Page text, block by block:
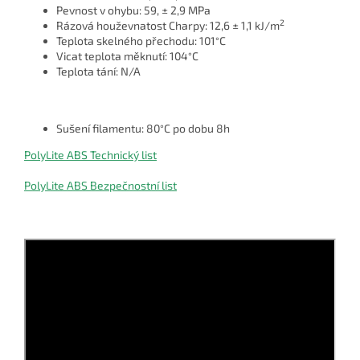
Pevnost v ohybu: 59, ± 2,9 MPa
Rázová houževnatost Charpy: 12,6 ± 1,1 kJ/m2
Teplota skelného přechodu: 101°C
Vicat teplota měknutí: 104°C
Teplota tání: N/A
Sušení filamentu: 80°C po dobu 8h
PolyLite ABS Technický list
PolyLite ABS Bezpečnostní list